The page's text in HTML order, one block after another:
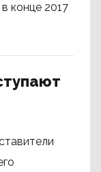
конце 2017